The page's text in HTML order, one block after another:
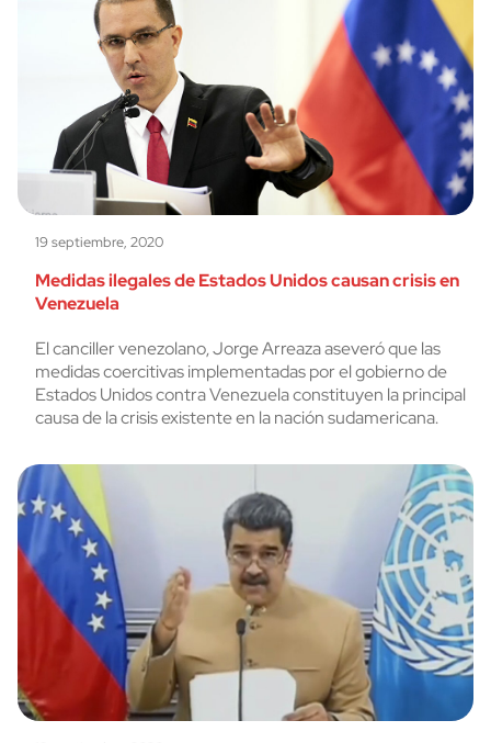
19 septiembre, 2020
Medidas ilegales de Estados Unidos causan crisis en
Venezuela
El canciller venezolano, Jorge Arreaza aseveró que las
medidas coercitivas implementadas por el gobierno de
Estados Unidos contra Venezuela constituyen la principal
causa de la crisis existente en la nación sudamericana.